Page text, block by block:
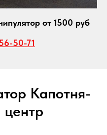
от 1500 руб
50-71
Капотня-